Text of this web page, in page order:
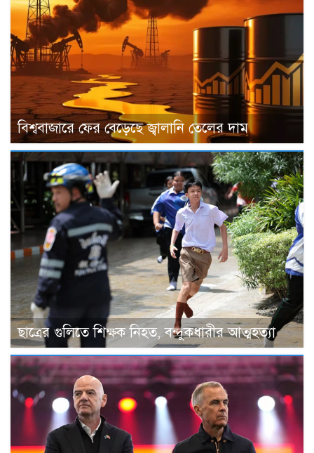
বিশ্ববাজারে ফের বেড়েছে জ্বালানি তেলের দাম
ছাত্রের গুলিতে শিক্ষক নিহত, বন্দুকধারীর আত্মহত্যা